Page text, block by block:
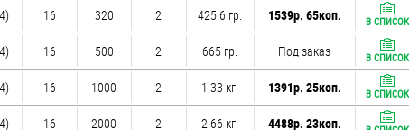
16 320 2 425.6 гр. 1539р. 65коп. В СПИСОК
16 500 2 665 гр. Под заказ В СПИСОК
16 1000 2 1.33 кг. 1391р. 25коп. В СПИСОК
16 2000 2 2.66 кг. 4488р. 23коп.